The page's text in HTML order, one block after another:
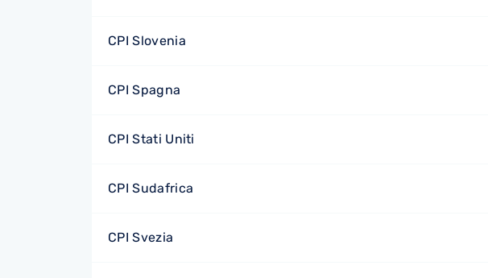
CPI Slovenia
CPI Spagna
CPI Stati Uniti
CPI Sudafrica
CPI Svezia